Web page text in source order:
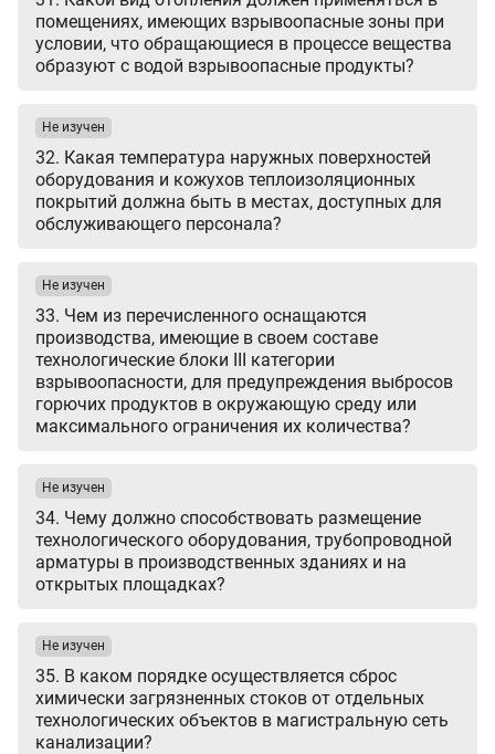
помещениях, имеющих взрывоопасные зоны при
условии, что обращающиеся в процессе вещества
образуют с водой взрывоопасные продукты?
32. Какая температура наружных поверхностей
оборудования и кожухов теплоизоляционных
покрытий должна быть в местах, доступных для
обслуживающего персонала?
Не изучен
33. Чем из перечисленного оснащаются
производства, имеющие в своем составе
технологические блоки III категории
взрывоопасности, для предупреждения выбросов
горючих продуктов в окружающую среду или
максимального ограничения их количества?
Не изучен
34. Чему должно способствовать размещение
технологического оборудования, трубопроводной
арматуры в производственных зданиях и на
открытых площадках?
Не изучен
35. В каком порядке осуществляется сброс
химически загрязненных стоков от отдельных
технологических объектов в магистральную сеть
канализации?
Не изучен